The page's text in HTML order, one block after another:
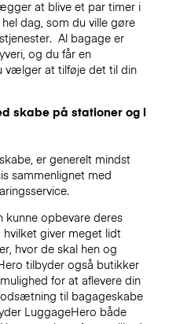
at blive et par timer i
dag, som du ville gøre
Al bagage er
og du får en
vælger at tilføje det til din
skabe på stationer og i
er generelt mindst
sammenlignet med
kunne opbevare deres
hvilket giver meget lidt
hvor de skal hen og
tilbyder også butikker
for at aflevere din
til bagageskabe
LuggageHero både